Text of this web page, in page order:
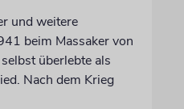
und weitere
beim Massaker von
überlebte als
Nach dem Krieg